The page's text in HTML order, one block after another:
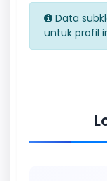
Data
untuk profil